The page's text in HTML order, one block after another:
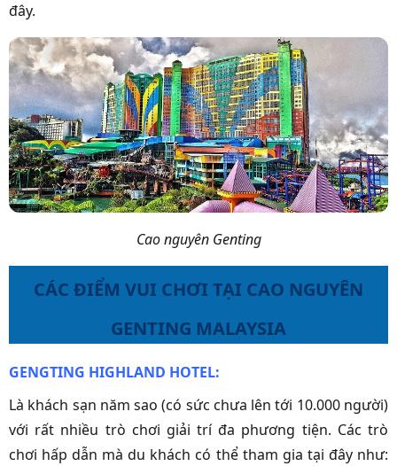
đây.
Cao nguyên Genting
CÁC ĐIỂM VUI CHƠI TẠI CAO NGUYÊN
GENTING MALAYSIA
GENGTING HIGHLAND HOTEL:
Là khách sạn năm sao (có sức chưa lên tới 10.000 người)
với rất nhiều trò chơi giải trí đa phương tiện. Các trò
chơi hấp dẫn mà du khách có thể tham gia tại đây như: